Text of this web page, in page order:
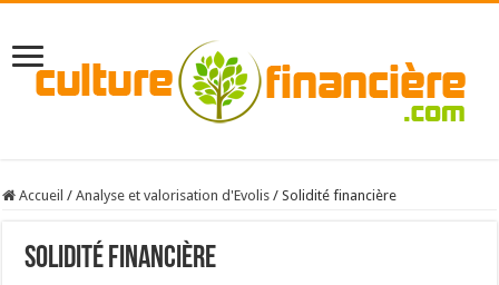
Accueil / Analyse et valorisation d'Evolis / Solidité financière
Solidité financière